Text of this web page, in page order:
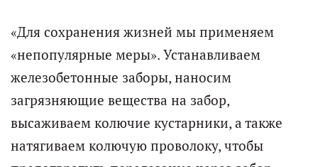
«Для сохранения жизней мы применяем
«непопулярные меры». Устанавливаем
железобетонные заборы, наносим
загрязняющие вещества на забор,
высаживаем колючие кустарники, а также
натягиваем колючую проволоку, чтобы